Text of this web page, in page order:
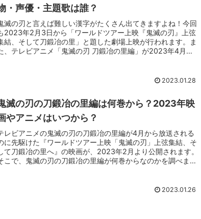
・声優・主題歌は誰？
滅の刃と言えば難しい漢字がたくさん出てきますよね！今回
2023年2月3日から「ワールドツアー上映『鬼滅の刃』上弦
結、そして刀鍛冶の里」と題した劇場上映が行われます。ま
、テレビアニメ「鬼滅の刃 刀鍛冶の里編」が2023年4月か
2023.01.28
滅の刃の刀鍛冶の里編は何巻から？2023年映
やアニメはいつから？
レビアニメの鬼滅の刃の刀鍛冶の里編が4月から放送される
に先駆けた『ワールドツアー上映「鬼滅の刃」上弦集結、そ
て刀鍛冶の里へ』の映画が、2023年2月より公開されます。
こで、鬼滅の刃の刀鍛冶の里編が何巻からなのかを調べまし
2023.01.26